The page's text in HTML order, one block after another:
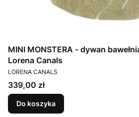
MINI MONSTERA - dywan
Lorena Canals
PRODUCENT
LORENA CANALS
Cena
339,00 zł
Do koszyka